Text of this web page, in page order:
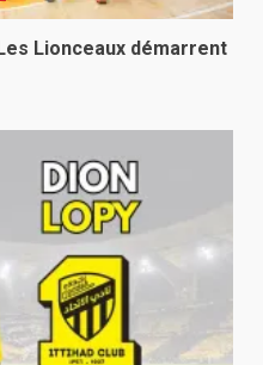
Lionceaux démarrent